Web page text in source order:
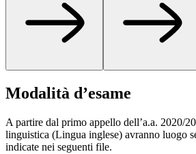
Modalità d’esame
A partire dal primo appello dell’a.a. 2020/
linguistica (Lingua inglese) avranno luogo
indicate nei seguenti file.